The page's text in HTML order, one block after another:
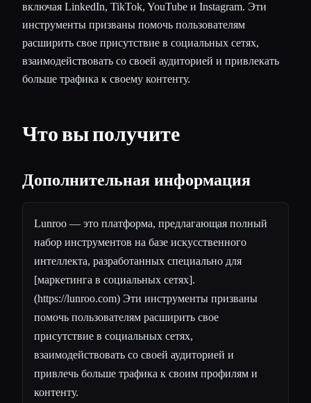
включая LinkedIn, TikTok, YouTube и Instagram. Эти
инструменты призваны помочь пользователям
расширить свое присутствие в социальных сетях,
взаимодействовать со своей аудиторией и привлекать
больше трафика к своему контенту.
Что вы получите
Дополнительная информация
Lunroo — это платформа, предлагающая полный
набор инструментов на базе искусственного
интеллекта, разработанных специально для
[маркетинга в социальных сетях].
(https://lunroo.com) Эти инструменты призваны
помочь пользователям расширить свое
присутствие в социальных сетях,
взаимодействовать со своей аудиторией и
привлечь больше трафика к своим профилям и
контенту.